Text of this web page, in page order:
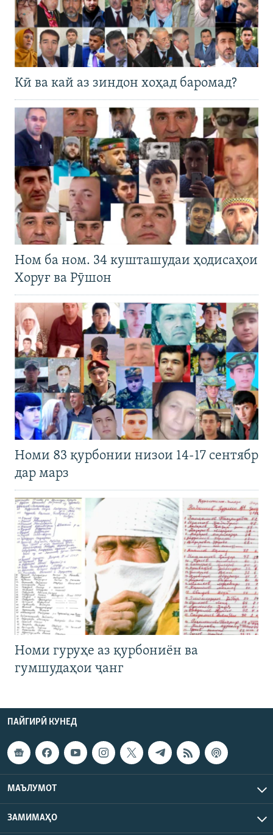
Кӣ ва кай аз зиндон хоҳад баромад?
Ном ба ном. 34 кушташудаи ҳодисаҳои
Хоруғ ва Рӯшон
Номи 83 қурбонии низои 14-17 сентябр
дар марз
Номи гуруҳе аз қурбониён ва
гумшудаҳои ҷанг
ПАЙГИРӢ КУНЕД
МАЪЛУМОТ
ЗАМИМАҲО